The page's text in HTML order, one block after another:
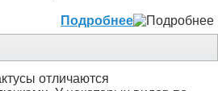
Подробнее
отличаются